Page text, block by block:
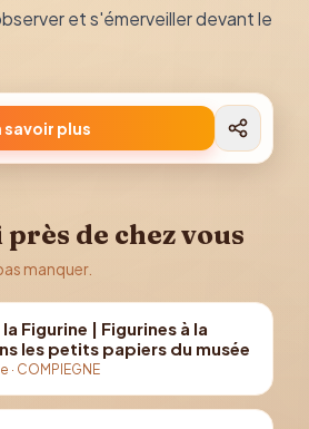
et s'émerveiller devant le
savoir plus
de chez vous
manquer.
Figurine | Figurines à la
les petits papiers du musée
· COMPIEGNE